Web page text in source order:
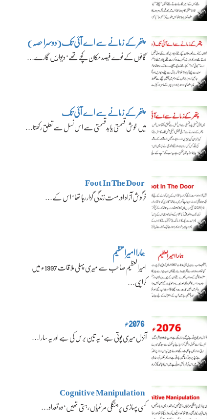
پتھر کے زمانے سے اے آئی تک(دوسرا حصہ)
گائوں کے نوے فیصد مکان کچے تھے‘ دیواریں گارے…
پتھر کے زمانے سے اے آئی تک
میں خوش قسمتی یا بدقسمتی سے اس نسل سے تعلق رکھتا…
Foot In The Door
خرگوش آزاد اور مست زندگی گزار رہا تھا‘ اس کے…
ہمارا امیرالعظیم
امیرالعظیم صاحب سے میری پہلی ملاقات 1997ء میں
کراچی…
2076ء
آئزل میری پوتی ہے‘ یہ تین برس کی ہے اور یہ سارا…
Cognitive Manipulation
کسی پہاڑی پر جنگلی مرغیاں رہتی تھیں‘ وہ تعداد…